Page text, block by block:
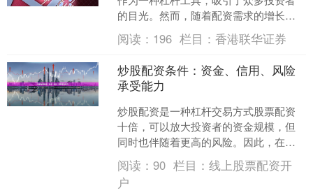
的目光。然而，随着配资需求的增长，
市场上也涌现出形形色色的配资平台，
其中良莠不齐，风险暗藏。....
阅读： 196 栏目： 香港联华证券
炒股配资条件：资金、信用、风险
承受能力
炒股配资是一种杠杆交易方式股票配资
十倍，可以放大投资者的资金规模，但
同时也伴随着更高的风险。因此，在进
行炒股配资之前，投资者需要具备以下
三个基本条件： **1.....
阅读：90 栏目：线上股票配资开
户